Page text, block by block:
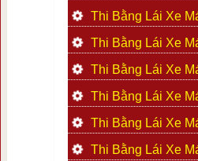
Thi Bằng Lái Xe
Thi Bằng Lái Xe
Thi Bằng Lái Xe
Thi Bằng Lái Xe
Thi Bằng Lái Xe
Thi Bằng Lái Xe